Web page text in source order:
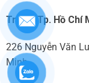
Trụ sở Tp. Hồ Chí
226 Nguyễn Văn
Minh